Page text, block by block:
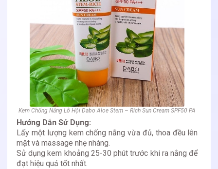
Kem Chống Nắng Lô Hội Dabo Aloe Stem – Rich Sun Cream SPF50 PA
Hướng Dẫn Sử Dụng:
Lấy một lượng kem chống nắng vừa đủ, thoa đều lên
mặt và massage nhẹ nhàng.
Sử dụng kem khoảng 25-30 phút trước khi ra nắng để
đạt hiệu quả tốt nhất.